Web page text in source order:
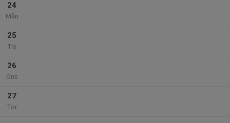
24
Mån
25
Tis
26
Ons
27
Tor